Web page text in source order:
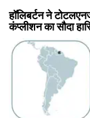
हॉलिबर्टन ने
कंप्लीशन का सौदा